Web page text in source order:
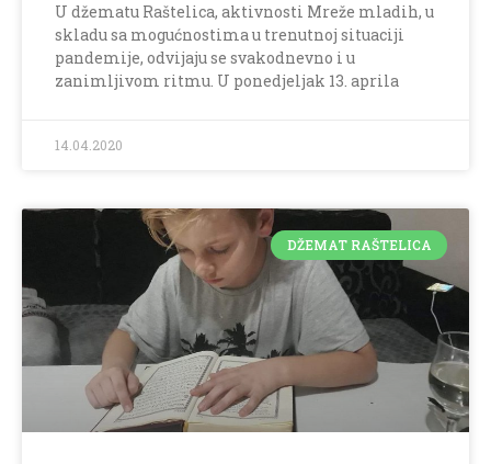
U džematu Raštelica, aktivnosti Mreže mladih, u
skladu sa mogućnostima u trenutnoj situaciji
pandemije, odvijaju se svakodnevno i u
zanimljivom ritmu. U ponedjeljak 13. aprila
14.04.2020
DŽEMAT RAŠTELICA